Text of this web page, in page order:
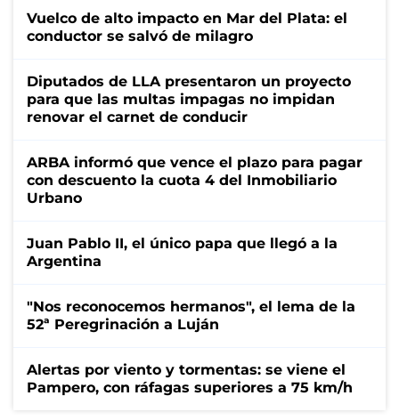
Vuelco de alto impacto en Mar del Plata: el
conductor se salvó de milagro
Diputados de LLA presentaron un proyecto
para que las multas impagas no impidan
renovar el carnet de conducir
ARBA informó que vence el plazo para pagar
con descuento la cuota 4 del Inmobiliario
Urbano
Juan Pablo II, el único papa que llegó a la
Argentina
"Nos reconocemos hermanos", el lema de la
52ª Peregrinación a Luján
Alertas por viento y tormentas: se viene el
Pampero, con ráfagas superiores a 75 km/h